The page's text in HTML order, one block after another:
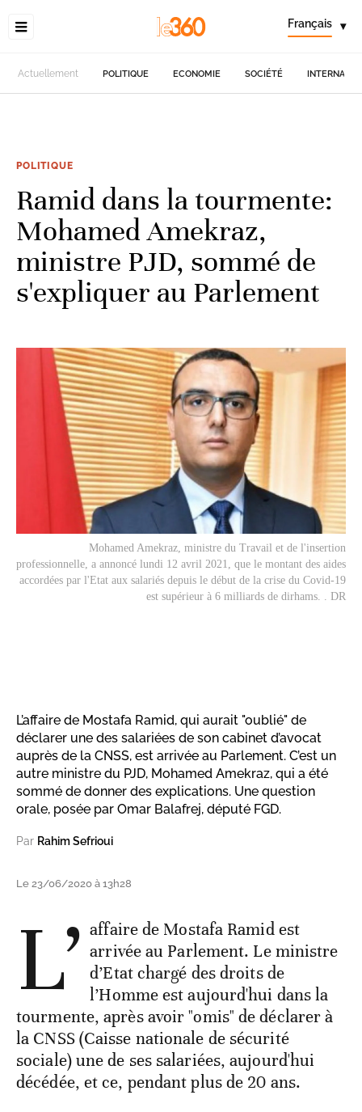
Français ▾
Actuellement POLITIQUE ECONOMIE SOCIÉTÉ
POLITIQUE
Ramid dans la tourmente:
Mohamed Amekraz,
ministre PJD, sommé de
s'expliquer au Parlement
Mohamed Amekraz, ministre du Travail et de l'insertion
professionnelle, a annoncé lundi 12 avril 2021, que le montant des aides
accordées par l'Etat aux salariés depuis le début de la crise du Covid-19
est supérieur à 6 milliards de dirhams. . DR
L’affaire de Mostafa Ramid, qui aurait "oublié" de
déclarer une des salariées de son cabinet d’avocat
auprès de la CNSS, est arrivée au Parlement. C’est un
autre ministre du PJD, Mohamed Amekraz, qui a été
sommé de donner des explications. Une question
orale, posée par Omar Balafrej, député FGD.
Par Rahim Sefrioui
Le 23/06/2020 à 13h28
L’ affaire de Mostafa Ramid est
arrivée au Parlement. Le ministre
d’Etat chargé des droits de
l’Homme est aujourd'hui dans la
tourmente, après avoir "omis" de déclarer à
la CNSS (Caisse nationale de sécurité
sociale) une de ses salariées, aujourd'hui
décédée, et ce, pendant plus de 20 ans.